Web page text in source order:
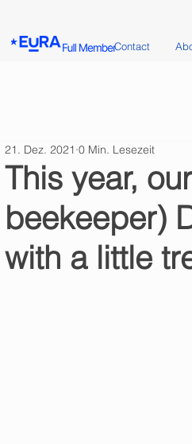
Contact
This year,
beekeeper)
with a little
21. Dez. 2021 0 Min. Lesezeit